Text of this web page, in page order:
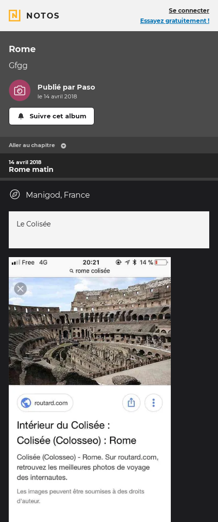
NOTOS
Se connecter
Essayez gratuitement !
Rome
Gfgg
Publié par Paso
le 14 avril 2018
Suivre cet album
Aller au chapitre
14 avril 2018
Rome matin
Manigod, France
Le Colisée